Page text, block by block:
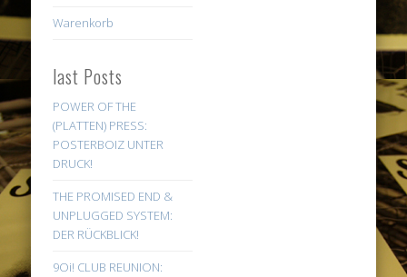
Warenkorb
last Posts
POWER OF THE
(PLATTEN) PRESS:
POSTERBOIZ UNTER
DRUCK!
THE PROMISED END &
UNPLUGGED SYSTEM:
DER RÜCKBLICK!
9Oi! CLUB REUNION: